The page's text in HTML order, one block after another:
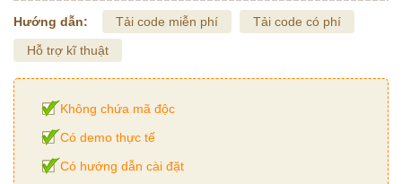
Hướng dẫn: Tải code miễn phí
Tải code có phí
Hỗ trợ kĩ thuật
Không chứa mã độc
Có demo thực tế
Có hướng dẫn cài đặt